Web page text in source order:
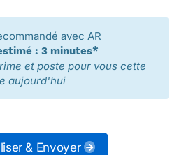
avec AR
: 3 minutes*
et poste pour vous cette
aujourd'hui
& Envoyer